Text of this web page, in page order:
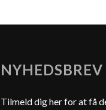
NYHEDSBREV
Tilmeld dig her for at få